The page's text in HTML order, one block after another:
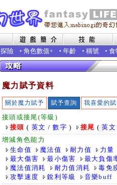
探險 • 角色數值+ • 年齡 • 稱號 • 食
魔力賦予資料
關於魔力賦予 賦予查詢 我喜愛的
接頭或接尾(等級)
接頭 ( 英文 /數字 ) 接尾 (英文
增減角色能力
生命值
魔法值 耐力值
力量
最大傷害
最小傷害
最大負傷
魔法值消耗
耐力值消耗
毒免
攻擊速度
銳利等級
音樂buff